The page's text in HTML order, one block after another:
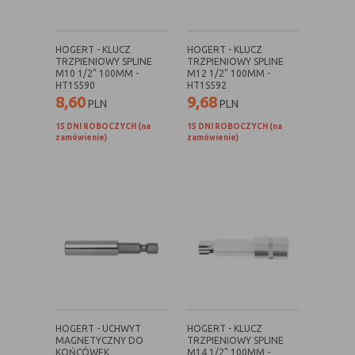
Cookies
tymczasowe
(session
cookies)
cookie umieszczone na czas korzystania z
przeglądarki (sesji), zostaje wykasowane
po jej zamknięciu
Cookies
nie jest kasowane po zamknięciu
przeglądarki i pozostaje w urządzeniu
C. Ze względu na pochodzenie – administratora
Cookie
własne
cookie umieszczone bezpośrednio przez
właściciela witryny jaka została
HOGERT - KLUCZ
TRZPIENIOWY SPLINE
M10 1/2" 100MM -
HT1S590
8,60PLN
15 DNI ROBOCZYCH (na
zamówienie)
HOGERT - KLUCZ
TRZPIENIOWY SPLINE
M12 1/2" 100MM -
HT1S592
9,68PLN
15 DNI ROBOCZYCH (na
zamówienie)
HOGERT - UCHWYT
MAGNETYCZNY DO
KOŃCÓWEK
HOGERT - KLUCZ
TRZPIENIOWY SPLINE
M14 1/2" 100MM -